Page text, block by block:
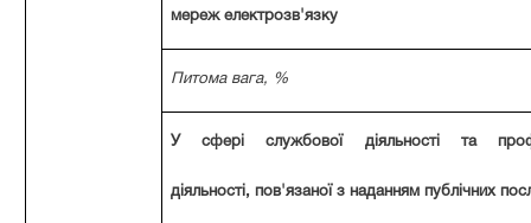
мереж електрозв'язку
Питома вага, %
У сфері службової діяльності та
діяльності, пов'язаної з наданням публічних